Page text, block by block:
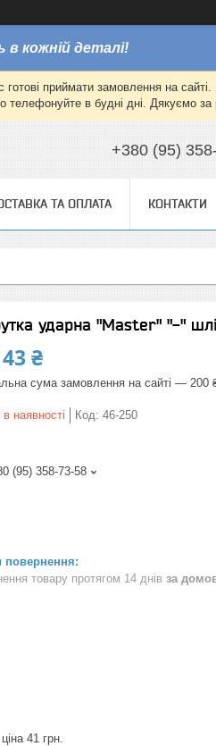
в кожній деталі!
приймати замовлення на
в будні дні. Дякуємо за
+380 (95)
ТА ОПЛАТА КОНТАКТИ
ударна "Master" "-"
43 ₴
сума замовлення на сайті — 200
наявності Код: 46-250
(95) 358-73-58
товару протягом 14 днів за
41 грн.